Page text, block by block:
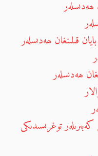
ھەدىسلەر
قىلىنغان ھەدىسلەر
ھەدىسلەر
توغرىسىدىكى